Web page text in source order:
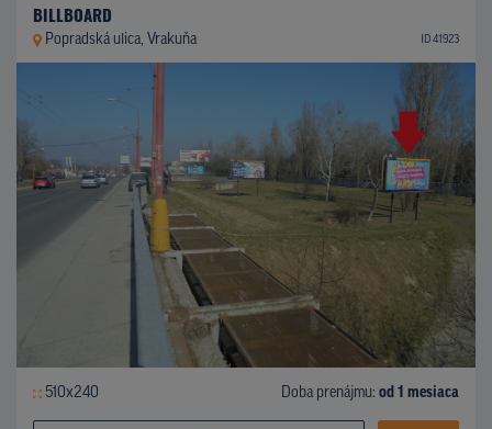
BILLBOARD
Popradská ulica, Vrakuňa ID 41923
510x240 Doba prenájmu: od 1 mesiaca